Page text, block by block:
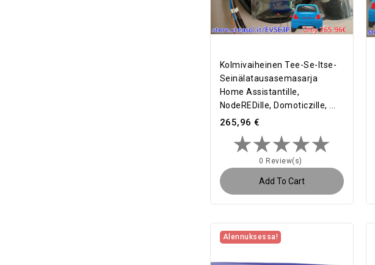
Kolmivaiheinen Tee-Se-Itse-
Seinälatausasemasarja
Home Assistantille,
NodeREDille, Domoticzille, ...
265,96 €
0 Review(s)
Add To Cart
Alennuksessa!